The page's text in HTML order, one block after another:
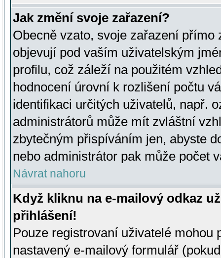
Jak změní svoje zařazení?
Obecně vzato, svoje zařazení přímo
objevují pod vaším uživatelským
profilu, což záleží na použitém
hodnocení úrovní k rozlišení počtu
identifikaci určitých uživatelů, např.
administrátorů může mít zvláštní
zbytečným přispíváním jen, abyste
nebo administrátor pak může počet
Návrat nahoru
Když kliknu na e-mailový odkaz
přihlášení!
Pouze registrovaní uživatelé mohou
nastavený e-mailový formulář